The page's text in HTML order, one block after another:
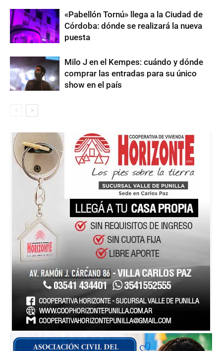
«Pabellón Tornú» llega a la Ciudad de
Córdoba: dónde se realizará la nueva
puesta
Milo J en el Kempes: cuándo y dónde
comprar las entradas para su único
show en el país